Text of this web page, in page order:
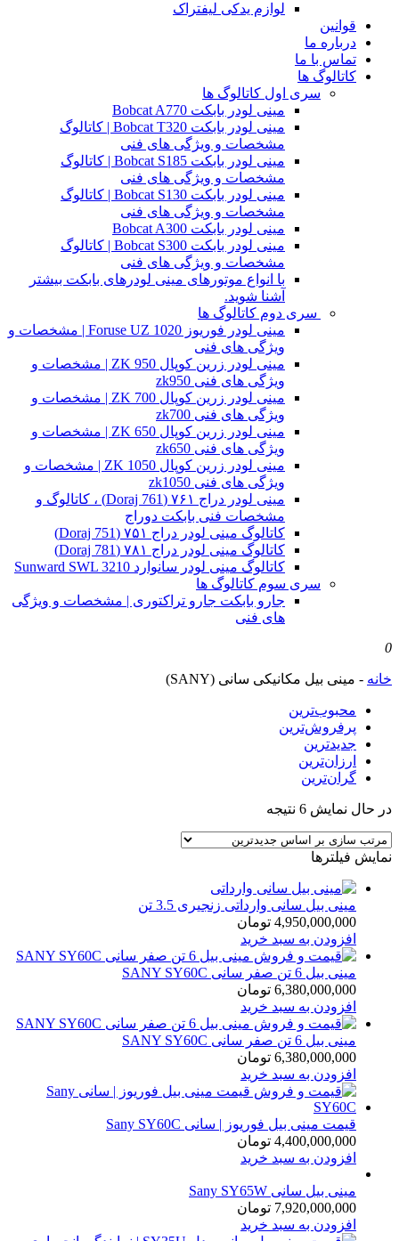
لوازم یدکی لیفتراک
قوانین
درباره ما
تماس با ما
کاتالوگ ها
سری اول کاتالوگ ها
مینی لودر بابکت Bobcat A770
مینی لودر بابکت Bobcat T320 | کاتالوگ
مشخصات و ویژگی های فنی
مینی لودر بابکت Bobcat S185 | کاتالوگ
مشخصات و ویژگی های فنی
مینی لودر بابکت Bobcat S130 | کاتالوگ
مشخصات و ویژگی های فنی
مینی لودر بابکت Bobcat A300
مینی لودر بابکت Bobcat S300 | کاتالوگ
مشخصات و ویژگی های فنی
با انواع موتورهای مینی لودرهای بابکت بیشتر
آشنا شوید.
سری دوم کاتالوگ ها
مینی لودر فوریوز Foruse UZ 1020 | مشخصات و
ویژگی های فنی
مینی لودر زرین کوپال ZK 950 | مشخصات و
ویژگی های فنی zk950
مینی لودر زرین کوپال ZK 700 | مشخصات و
ویژگی های فنی zk700
مینی لودر زرین کوپال ZK 650 | مشخصات و
ویژگی های فنی zk650
مینی لودر زرین کوپال ZK 1050 | مشخصات و
ویژگی های فنی zk1050
مینی لودر دراج ۷۶۱ (Doraj 761) ، کاتالوگ و
مشخصات فنی بابکت دوراج
کاتالوگ مینی لودر دراج ۷۵۱ (Doraj 751)
کاتالوگ مینی لودر دراج ۷۸۱ (Doraj 781)
کاتالوگ مینی لودر سانوارد Sunward SWL 3210
سری سوم کاتالوگ ها
جارو بابکت جارو تراکتوری | مشخصات و ویژگی
های فنی
0
خانه - مینی بیل مکانیکی سانی (SANY)
محبوب‌ترین
پرفروش‌ترین
جدیدترین
ارزان‌ترین
گران‌ترین
در حال نمایش 6 نتیجه
latest
نمایش فیلترها
مینی بیل سانی وارداتی زنجیری 3.5 تن
4,950,000,000 تومان
افزودن به سبد خرید
مینی بیل 6 تن صفر سانی SANY SY60C
6,380,000,000 تومان
افزودن به سبد خرید
مینی بیل 6 تن صفر سانی SANY SY60C
6,380,000,000 تومان
افزودن به سبد خرید
قیمت مینی بیل فوریوز | سانی Sany SY60C
4,400,000,000 تومان
افزودن به سبد خرید
مینی بیل سانی Sany SY65W
7,920,000,000 تومان
افزودن به سبد خرید